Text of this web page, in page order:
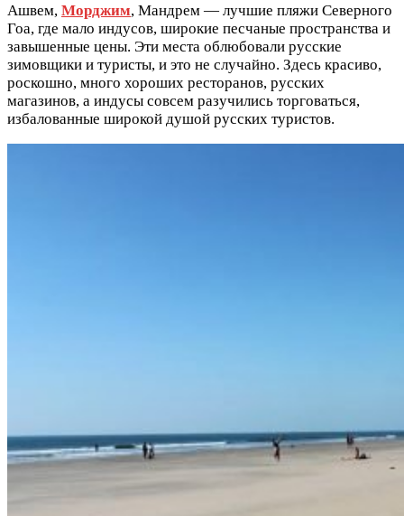
Ашвем, Морджим, Мандрем — лучшие пляжи Северного
Гоа, где мало индусов, широкие песчаные пространства и
завышенные цены. Эти места облюбовали русские
зимовщики и туристы, и это не случайно. Здесь красиво,
роскошно, много хороших ресторанов, русских
магазинов, а индусы совсем разучились торговаться,
избалованные широкой душой русских туристов.